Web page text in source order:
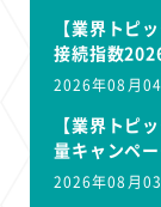
【業界トピ
接続指数
2026年08月
【業界トピ
量キャンペ
2026年08月